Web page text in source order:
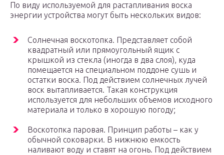
По виду используемой для растапливания воска
энергии устройства могут быть нескольких видов:
Солнечная воскотопка. Представляет собой
квадратный или прямоугольный ящик с
крышкой из стекла (иногда в два слоя), куда
помещается на специальном поддоне сушь и
остатки воска. Под действием солнечных лучей
воск вытапливается. Такая конструкция
используется для небольших объемов исходного
материала и только в хорошую погоду;
Воскотопка паровая. Принцип работы – как у
обычной соковарки. В нижнюю емкость
наливают воду и ставят на огонь. Под действием